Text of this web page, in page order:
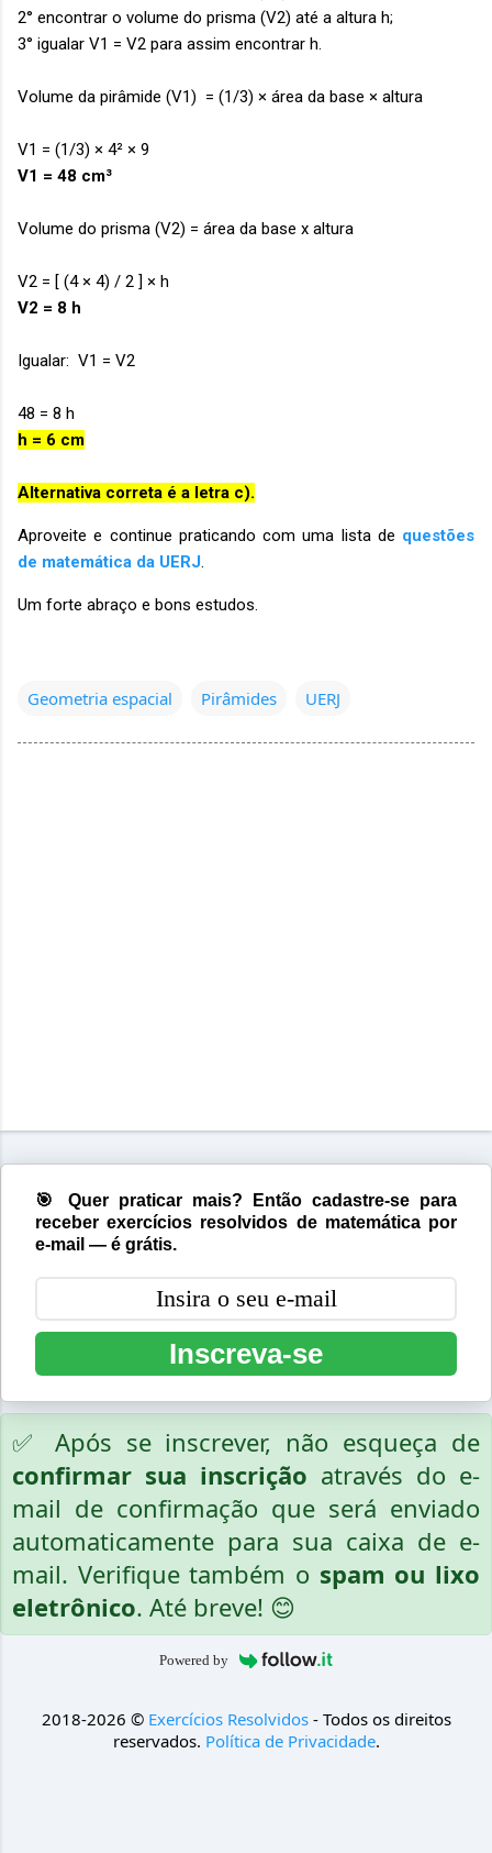
2° encontrar o volume do prisma (V2) até a altura h;
3° igualar V1 = V2 para assim encontrar h.
Volume da pirâmide (V1) = (1/3) × área da base × altura
V1 = (1/3) × 4² × 9
V1 = 48 cm³
Volume do prisma (V2) = área da base x altura
V2 = [ (4 × 4) / 2 ] × h
V2 = 8 h
Igualar: V1 = V2
48 = 8 h
h = 6 cm
Alternativa correta é a letra c).
Aproveite e continue praticando com uma lista de questões
de matemática da UERJ.
Um forte abraço e bons estudos.
Geometria espacial Pirâmides UERJ
🎯 Quer praticar mais? Então cadastre-se para
receber exercícios resolvidos de matemática por
e-mail — é grátis.
Inscreva-se
✅ Após se inscrever, não esqueça de
confirmar sua inscrição através do e-
mail de confirmação que será enviado
automaticamente para sua caixa de e-
mail. Verifique também o spam ou lixo
eletrônico. Até breve! 😊
Powered by
2018-2026 © Exercícios Resolvidos- Todos os direitos
reservados. Política de Privacidade.